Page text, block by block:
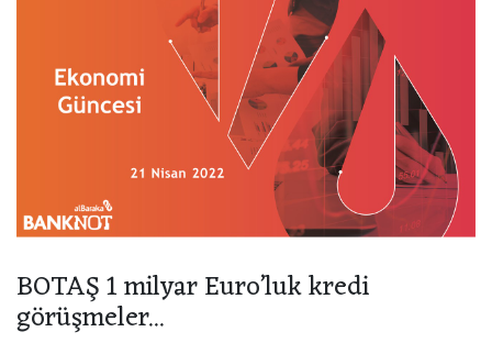
BOTAŞ 1 milyar Euro’luk kredi
görüşmeler...